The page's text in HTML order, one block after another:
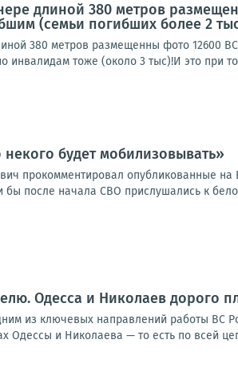
длиной 380 метров
(семьи погибших более 2
380 метров размещенны фото 12600
инвалидам тоже (около 3 тыс)!И это при
некого будет мобилизовывать»
прокомментировал опубликованные
бы после начала СВО прислушались к
Одесса и Николаев дорого
из ключевых направлений работы ВС
Одессы и Николаева — то есть по всей